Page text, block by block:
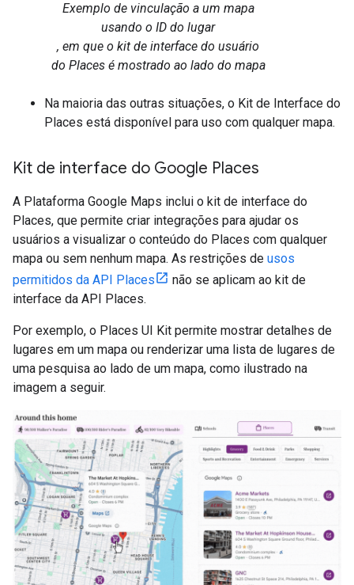
Exemplo de vinculação a um mapa
usando o ID do lugar
, em que o kit de interface do usuário
do Places é mostrado ao lado do mapa
Na maioria das outras situações, o Kit de Interface do
Places está disponível para uso com qualquer mapa.
Kit de interface do Google Places
A Plataforma Google Maps inclui o kit de interface do
Places, que permite criar integrações para ajudar os
usuários a visualizar o conteúdo do Places com qualquer
mapa ou sem nenhum mapa. As restrições de usos
permitidos da API Places
não se aplicam ao kit de
interface da API Places.
Por exemplo, o Places UI Kit permite mostrar detalhes de
lugares em um mapa ou renderizar uma lista de lugares de
uma pesquisa ao lado de um mapa, como ilustrado na
imagem a seguir.